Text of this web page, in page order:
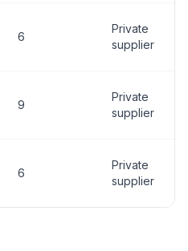
6
Private
supplier
9
Private
supplier
6
Private
supplier